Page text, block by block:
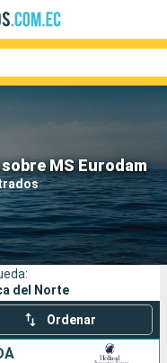
MS Eurodam
Compañías
del Norte
Ordenar